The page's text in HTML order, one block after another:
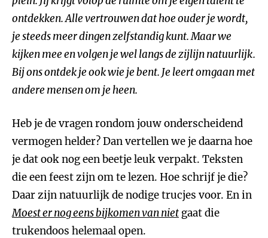
ontdekken. Alle vertrouwen dat hoe ouder je wordt,
je steeds meer dingen zelfstandig kunt. Maar we
kijken mee en volgen je wel langs de zijlijn natuurlijk.
Bij ons ontdek je ook wie je bent. Je leert omgaan met
andere mensen om je heen.
Heb je de vragen rondom jouw onderscheidend
vermogen helder? Dan vertellen we je daarna hoe
je dat ook nog een beetje leuk verpakt. Teksten
die een feest zijn om te lezen. Hoe schrijf je die?
Daar zijn natuurlijk de nodige trucjes voor. En in
Moest er nog eens bijkomen van niet gaat die
trukendoos helemaal open.